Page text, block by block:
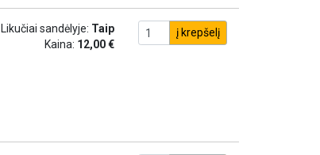
Likučiai sandėlyje: Taip
Kaina: 12,00 €
į krepšelį